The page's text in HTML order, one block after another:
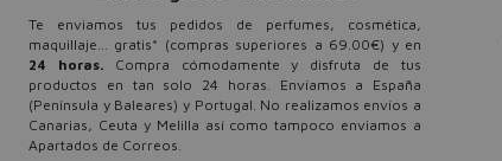
Te enviamos tus pedidos de perfumes, cosmética,
maquillaje... gratis* (compras superiores a 69.00€) y en
24 horas.Compra cómodamente y disfruta de tus
productos en tan solo 24 horas. Envíamos a España
(Península y Baleares) y Portugal. No realizamos envíos a
Canarias, Ceuta y Melilla así como tampoco enviamos a
Apartados de Correos.